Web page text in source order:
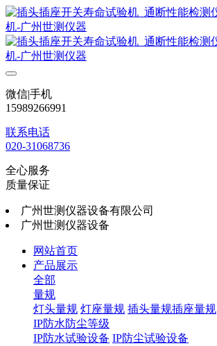
微信|手机
15989266991
联系电话
020-31068736
全心服务
质量保证
广州世测仪器设备有限公司
广州世测仪器设备
网站首页
产品展示
全部
量规
灯头量规 灯座量规 插头量规插座量规
IP防水防尘等级
IP防水试验设备 IP防尘试验设备